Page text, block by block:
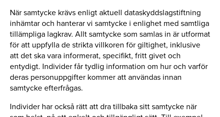
När samtycke krävs enligt aktuell dataskyddslagstiftning
inhämtar och hanterar vi samtycke i enlighet med samtliga
tillämpliga lagkrav. Allt samtycke som samlas in är utformat
för att uppfylla de strikta villkoren för giltighet, inklusive
att det ska vara informerat, specifikt, fritt givet och
entydigt. Individer får tydlig information om hur och varför
deras personuppgifter kommer att användas innan
samtycke efterfrågas.
Individer har också rätt att dra tillbaka sitt samtycke när